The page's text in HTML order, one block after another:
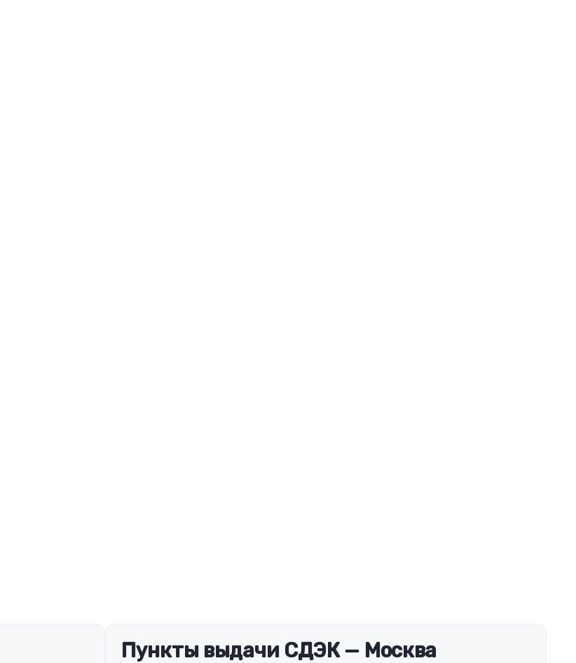
Пункты выдачи СДЭК — Москва